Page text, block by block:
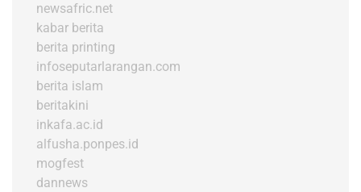
newsafric.net
kabar berita
berita printing
infoseputarlarangan.com
berita islam
beritakini
inkafa.ac.id
alfusha.ponpes.id
mogfest
dannews